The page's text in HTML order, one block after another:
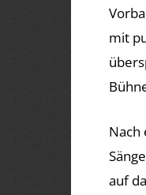
mit
Nach
auf